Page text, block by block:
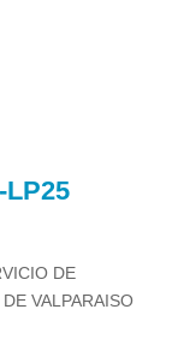
LP25
DE
DE VALPARAISO